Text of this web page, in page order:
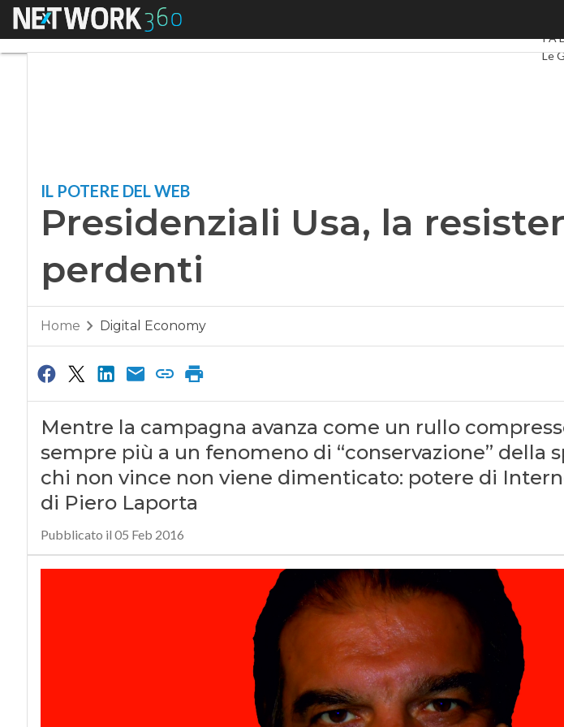
Menu
PA
Le
IL POTERE DEL WEB
Presidenziali Usa, la
perdenti
Home Digital Economy
Mentre la campagna avanza come un rullo
sempre più a un fenomeno di “conservazione” della
chi non vince non viene dimenticato: potere di
di Piero Laporta
Pubblicato il 05 Feb 2016